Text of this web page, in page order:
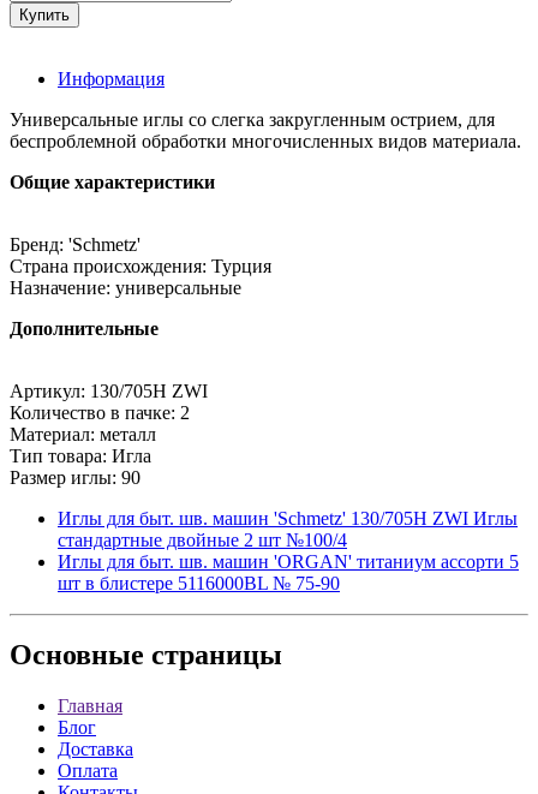
Информация
Универсальные иглы со слегка закругленным острием, для
беспроблемной обработки многочисленных видов материала.
Общие характеристики
Бренд: 'Schmetz'
Страна происхождения: Турция
Назначение: универсальные
Дополнительные
Артикул: 130/705H ZWI
Количество в пачке: 2
Материал: металл
Тип товара: Игла
Размер иглы: 90
Иглы для быт. шв. машин 'Schmetz' 130/705H ZWI Иглы
стандартные двойные 2 шт №100/4
Иглы для быт. шв. машин 'ORGAN' титаниум ассорти 5
шт в блистере 5116000BL № 75-90
Основные страницы
Главная
Блог
Доставка
Оплата